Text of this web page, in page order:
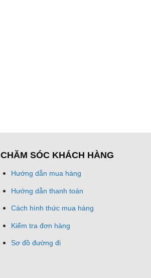
CHĂM SÓC KHÁCH HÀNG
Hướng dẫn mua hàng
Hướng dẫn thanh toán
Cách hình thức mua hàng
Kiểm tra đơn hàng
Sơ đồ đường đi